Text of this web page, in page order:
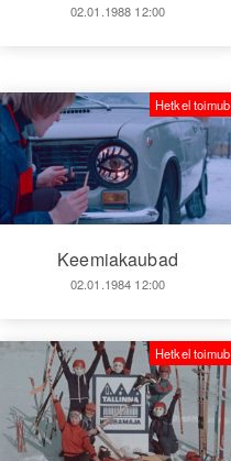
02.01.1988 12:00
Keemiakaubad
02.01.1984 12:00
Hetkel toimub
Hetkel toimub